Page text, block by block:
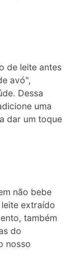
de leite antes
avó",
Dessa
uma
dar um toque
não bebe
extraído
também
do
nosso